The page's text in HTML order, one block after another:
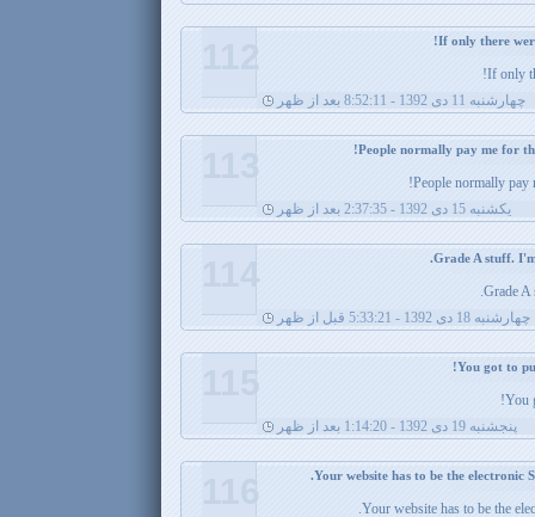
If only
چهارشنبه 11 دی 1392 - 8:52:11 بعد از ظهر
112
People normally pay
يکشنبه 15 دی 1392 - 2:37:35 بعد از ظهر
113
Grade A
چهارشنبه 18 دی 1392 - 5:33:21 قبل از ظهر
114
You
پنجشنبه 19 دی 1392 - 1:14:20 بعد از ظهر
115
Your website has to be the
116